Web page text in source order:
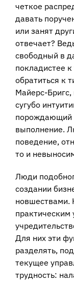
четкое
давать
или занят
отвечает?
свободный в
покладистее
обратиться к
Майерс-Бригс,
сугубо
порождающий
выполнение.
поведение,
то и
Люди
создании
новшествами.
Для них эти
разделять,
текущее
трудность: